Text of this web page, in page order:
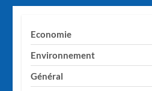
Economie
Environnement
Général